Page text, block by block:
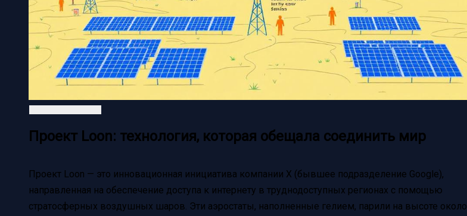
Проект Loon: технология, которая обещала соединить мир
Проект Loon — это инновационная инициатива компании X (бывшее подразделение Google),
направленная на обеспечение доступа к интернету в труднодоступных регионах с помощью
стратосферных воздушных шаров. Эти аэростаты, наполненные гелием, парили на высоте около